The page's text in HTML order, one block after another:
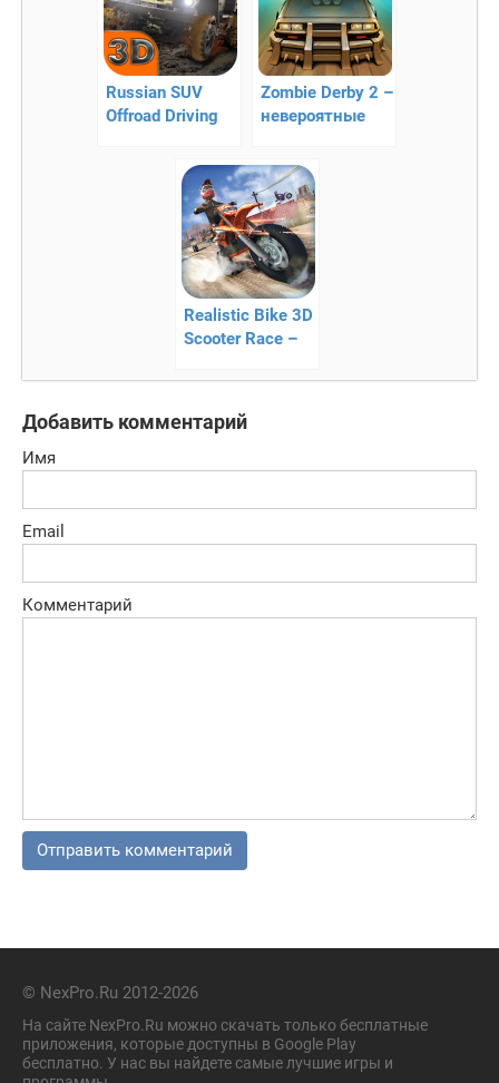
Russian SUV
Offroad Driving
грузовика
Zombie Derby 2 –
невероятные
Realistic Bike 3D
Scooter Race –
мотоциклах
Добавить комментарий
Имя
Email
Комментарий
© NexPro.Ru 2012-2026
На сайте NexPro.Ru можно скачать только бесплатные
приложения, которые доступны в Google Play
бесплатно. У нас вы найдете самые лучшие игры и